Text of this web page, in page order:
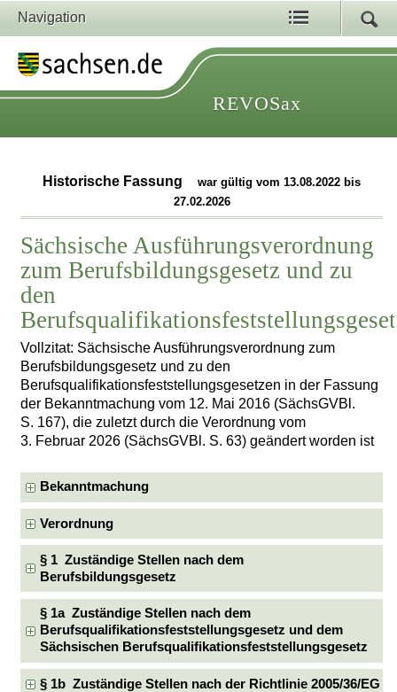
Navigation
REVOSax
Historische Fassung
war gültig vom 13.08.2022 bis
27.02.2026
Sächsische Ausführungsverordnung
zum Berufsbildungsgesetz und zu
den
Vollzitat: Sächsische Ausführungsverordnung zum
Berufsbildungsgesetz und zu den
Berufsqualifikationsfeststellungsgesetzen in der Fassung
der Bekanntmachung vom 12. Mai 2016 (SächsGVBl.
S. 167), die zuletzt durch die Verordnung vom
3. Februar 2026 (SächsGVBl. S. 63) geändert worden ist
Bekanntmachung
Verordnung
§ 1 Zuständige Stellen nach dem
Berufsbildungsgesetz
§ 1a Zuständige Stellen nach dem
Berufsqualifikationsfeststellungsgesetz und dem
Sächsischen Berufsqualifikationsfeststellungsgesetz
§ 1b Zuständige Stellen nach der Richtlinie 2005/36/EG